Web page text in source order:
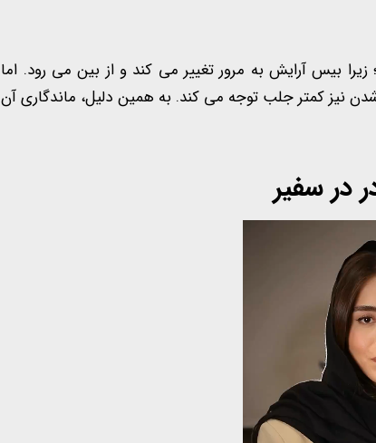
بیس آرایش به مرور تغییر می کند و از بین می رود. اما
نیز کمتر جلب توجه می کند. به همین دلیل، ماندگاری آن
در سفیر